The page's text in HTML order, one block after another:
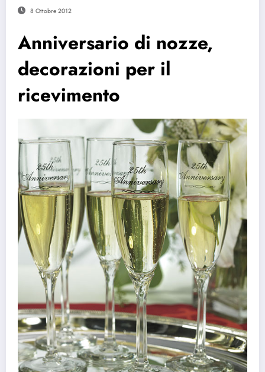
8 Ottobre 2012
Anniversario di nozze,
decorazioni per il
ricevimento